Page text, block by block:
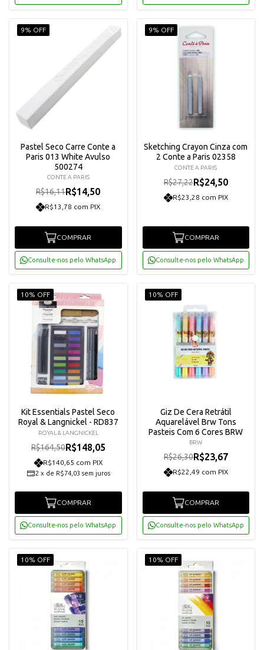
9% OFF
Pastel Seco Carre Conte a
Paris 013 White Avulso
500274
CONTE A PARIS
R$16,11R$14,50
R$13,78 com PIX
COMPRAR
Consulte-nos pelo WhatsApp
9% OFF
Sketching Crayon Cinza com
2 Conte a Paris 02358
CONTE A PARIS
R$27,22R$24,50
R$23,28 com PIX
COMPRAR
Consulte-nos pelo WhatsApp
10% OFF
Kit Essentials Pastel Seco
Royal & Langnickel - RD837
ROYAL & LANGNICKEL
R$164,50R$148,05
R$140,65 com PIX
2 x de R$74,03 sem juros
COMPRAR
Consulte-nos pelo WhatsApp
10% OFF
Giz De Cera Retrátil
Aquarelável Brw Tons
Pasteis Com 6 Cores BRW
BRW
R$26,30R$23,67
R$22,49 com PIX
COMPRAR
Consulte-nos pelo WhatsApp
10% OFF 10% OFF